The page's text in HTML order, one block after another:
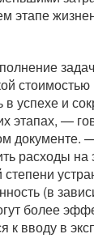
этапе
в успехе и
этапах, —
документе.
расходы на
(в
более
к вводу в